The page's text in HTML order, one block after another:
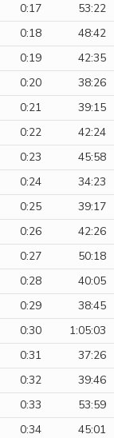
0:17 53:22
0:18 48:42
0:19 42:35
0:20 38:26
0:21 39:15
0:22 42:24
0:23 45:58
0:24 34:23
0:25 39:17
0:26 42:26
0:27 50:18
0:28 40:05
0:29 38:45
0:30 1:05:03
0:31 37:26
0:32 39:46
0:33 53:59
0:34 45:01